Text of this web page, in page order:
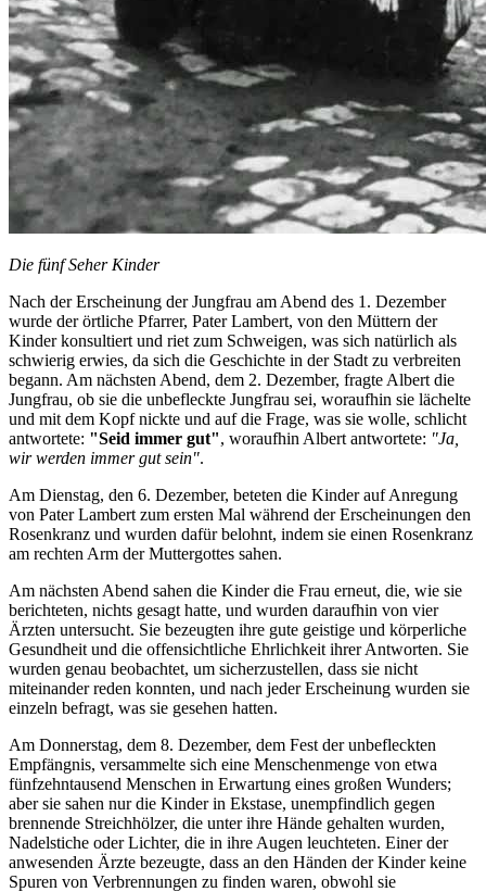
Die fünf Seher Kinder
Nach der Erscheinung der Jungfrau am Abend des 1. Dezember
wurde der örtliche Pfarrer, Pater Lambert, von den Müttern der
Kinder konsultiert und riet zum Schweigen, was sich natürlich als
schwierig erwies, da sich die Geschichte in der Stadt zu verbreiten
begann. Am nächsten Abend, dem 2. Dezember, fragte Albert die
Jungfrau, ob sie die unbefleckte Jungfrau sei, woraufhin sie lächelte
und mit dem Kopf nickte und auf die Frage, was sie wolle, schlicht
antwortete: "Seid immer gut", woraufhin Albert antwortete: "Ja,
wir werden immer gut sein".
Am Dienstag, den 6. Dezember, beteten die Kinder auf Anregung
von Pater Lambert zum ersten Mal während der Erscheinungen den
Rosenkranz und wurden dafür belohnt, indem sie einen Rosenkranz
am rechten Arm der Muttergottes sahen.
Am nächsten Abend sahen die Kinder die Frau erneut, die, wie sie
berichteten, nichts gesagt hatte, und wurden daraufhin von vier
Ärzten untersucht. Sie bezeugten ihre gute geistige und körperliche
Gesundheit und die offensichtliche Ehrlichkeit ihrer Antworten. Sie
wurden genau beobachtet, um sicherzustellen, dass sie nicht
miteinander reden konnten, und nach jeder Erscheinung wurden sie
einzeln befragt, was sie gesehen hatten.
Am Donnerstag, dem 8. Dezember, dem Fest der unbefleckten
Empfängnis, versammelte sich eine Menschenmenge von etwa
fünfzehntausend Menschen in Erwartung eines großen Wunders;
aber sie sahen nur die Kinder in Ekstase, unempfindlich gegen
brennende Streichhölzer, die unter ihre Hände gehalten wurden,
Nadelstiche oder Lichter, die in ihre Augen leuchteten. Einer der
anwesenden Ärzte bezeugte, dass an den Händen der Kinder keine
Spuren von Verbrennungen zu finden waren, obwohl sie